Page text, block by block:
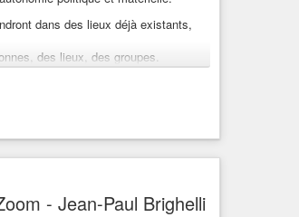
dans des lieux déjà existants,
des lieux, des groupes.
.
partage et à la transmission des
...
- Jean-Paul Brighelli